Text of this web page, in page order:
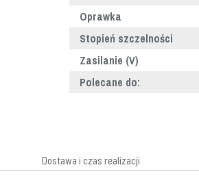
Oprawka
Stopień szczelności
Zasilanie (V)
Polecane do:
Dostawa i czas realizacji